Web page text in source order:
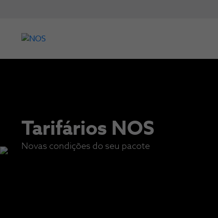
Tarifários NOS
Novas condições do seu pacote